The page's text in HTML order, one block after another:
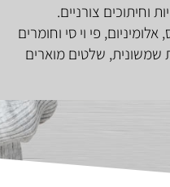
וחיתוכים צורניים.
פי וי סי וחומרים
שלטים מוארים